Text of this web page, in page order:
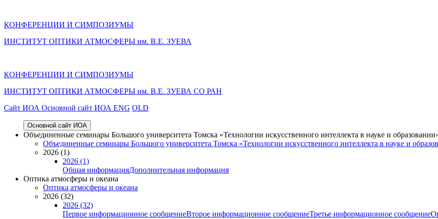
КОНФЕРЕНЦИИ И СИМПОЗИУМЫ
ИНСТИТУТ ОПТИКИ АТМОСФЕРЫ им. В.Е. ЗУЕВА
КОНФЕРЕНЦИИ И СИМПОЗИУМЫ
ИНСТИТУТ ОПТИКИ АТМОСФЕРЫ им. В.Е. ЗУЕВА СО РАН
Cайт ИОА Основной сайт ИОА ENG OLD
Основной сайт ИОА
Объединенные семинары Большого университета Томска «Технологии искусственного интеллекта в науке и
Объединенные семинары Большого университета Томска «Технологии искусственного интеллекта в науке и
2026 (1)
2026 (1)
Общая информацияДополнительная информация
Оптика атмосферы и океана
Оптика атмосферы и океана
2026 (32)
2026 (32)
Первое информационное сообщениеВторое информационное сообщениеТретье информационное сообщение